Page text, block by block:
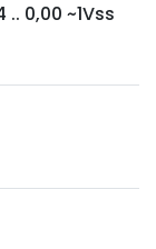
.. 0,00 ~1Vss